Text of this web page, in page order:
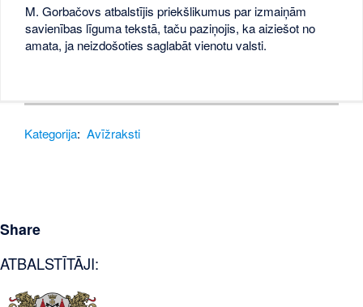
M. Gorbačovs atbalstījis priekšlikumus par izmaiņām
savienības līguma tekstā, taču paziņojis, ka aiziešot no
amata, ja neizdošoties saglabāt vienotu valsti.
Kategorija: Avīžraksti
Share
ATBALSTĪTĀJI: